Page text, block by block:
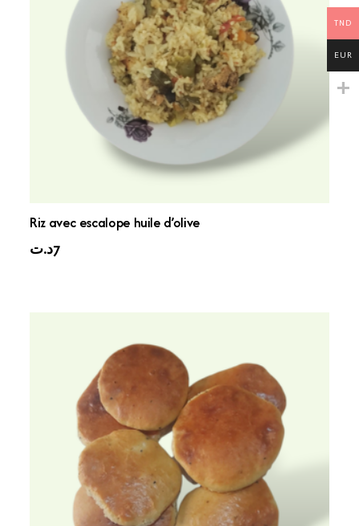
Riz avec escalope huile d’olive
7د.ت
TND
EUR